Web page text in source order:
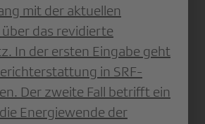
mit der aktuellen
das revidierte
In der ersten Eingabe geht
in SRF-
Der zweite Fall betrifft ein
Energiewende der